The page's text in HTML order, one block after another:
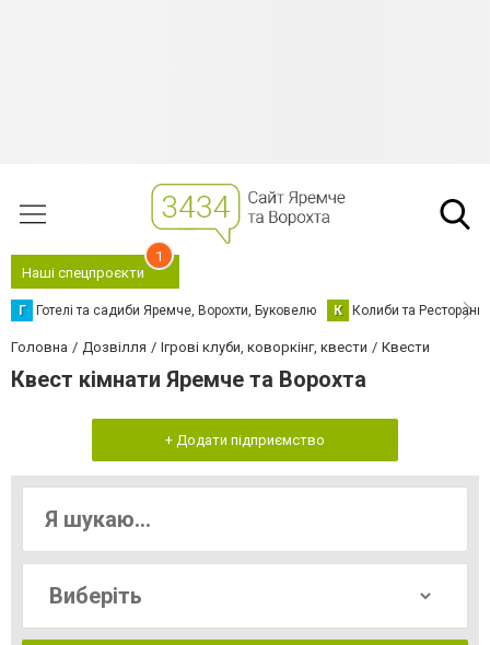
Наші спецпроєкти
1
Г Готелі та садиби Яремче, Ворохти, Буковелю К Колиби та Ресторани
Головна Дозвілля Ігрові клуби, коворкінг, квести Квести
Квест кімнати Яремче та Ворохта
+ Додати підприємство